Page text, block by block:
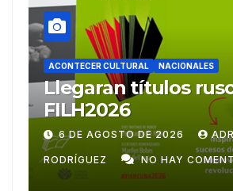
ACONTECER CULTURAL
Ballet Laura Alonso
emprende gira
centroamericana
28 DE JULIO DE 2026
RODRÍGUEZ NO HAY